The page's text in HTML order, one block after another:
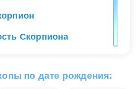
Скорпиона
с Скорпионом
по дате рождения: